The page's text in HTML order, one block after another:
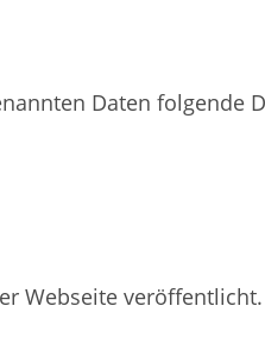
Daten folgende
Webseite veröffentlicht.